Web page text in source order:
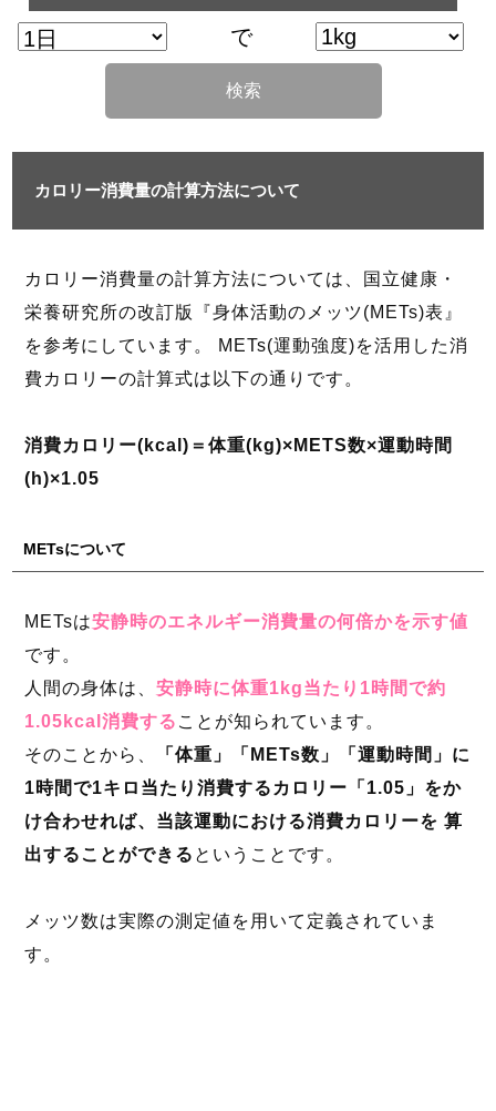
で
検索
カロリー消費量の計算方法について
カロリー消費量の計算方法については、国立健康・
栄養研究所の改訂版『身体活動のメッツ(METs)表』
を参考にしています。 METs(運動強度)を活用した消
費カロリーの計算式は以下の通りです。
消費カロリー(kcal)＝体重(kg)×METS数×運動時間
(h)×1.05
METsについて
METsは安静時のエネルギー消費量の何倍かを示す値
です。
人間の身体は、 安静時に体重1kg当たり1時間で約
1.05kcal消費する ことが知られています。
そのことから、
「体重」「METs数」「運動時間」に
1時間で1キロ当たり消費するカロリー「1.05」をか
け合わせれば、当該運動における消費カロリーを 算
出することができる ということです。
メッツ数は実際の測定値を用いて定義されていま
す。